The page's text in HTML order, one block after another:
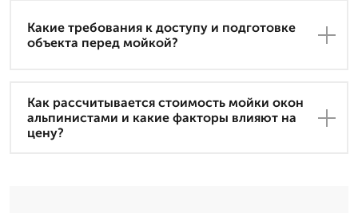
Какие требования к доступу и подготовке
объекта перед мойкой?
Как рассчитывается стоимость мойки окон
альпинистами и какие факторы влияют на
цену?